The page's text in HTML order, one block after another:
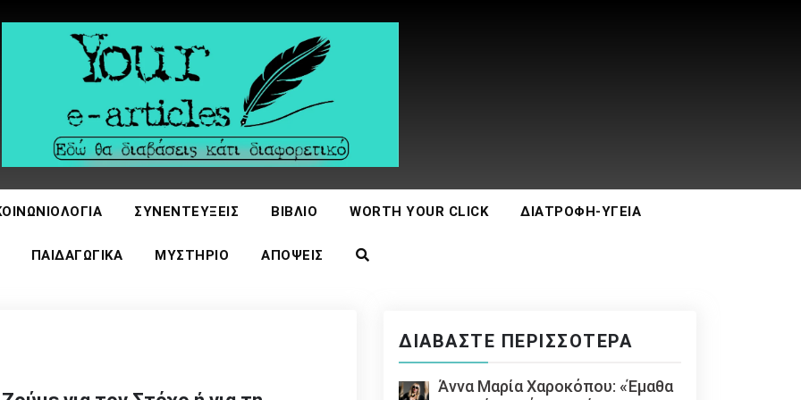
ΣΥΝΕΝΤΕΎΞΕΙΣ ΒΙΒΛΊΟ WORTH YOUR CLICK ΔΙΑΤΡΟΦΉ-ΥΓΕΊΑ
ΠΑΙΔΑΓΩΓΙΚΆ ΜΥΣΤΉΡΙΟ ΑΠΌΨΕΙΣ
ΔΙΑΒΆΣΤΕ ΠΕΡΙΣΣΌΤΕΡΑ
Άννα Μαρία Χαροκόπου: «Έμαθα